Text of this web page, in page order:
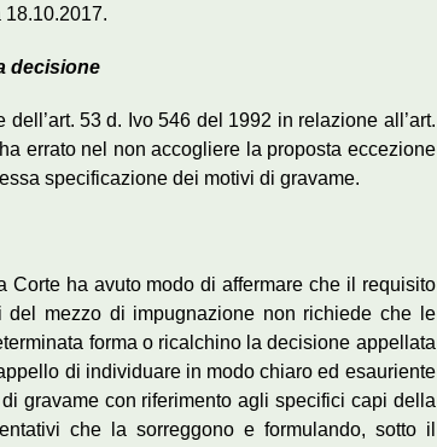
18.10.2017.
decisione
53 d. Ivo 546 del 1992 in relazione all’art.
errato nel non accogliere la proposta eccezione
specificazione dei motivi di gravame.
Corte ha avuto modo di affermare che il requisito
mezzo di impugnazione non richiede che le
forma o ricalchino la decisione appellata
di individuare in modo chiaro ed esauriente
gravame con riferimento agli specifici capi della
che la sorreggono e formulando, sotto il